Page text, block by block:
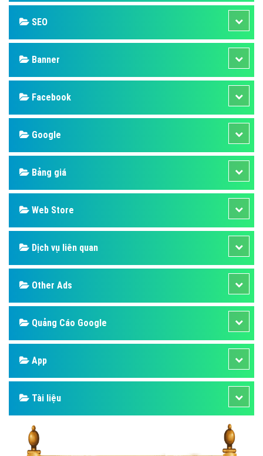
SEO
Banner
Facebook
Google
Bảng giá
Web Store
Dịch vụ liên quan
Other Ads
Quảng Cáo Google
App
Tài liệu